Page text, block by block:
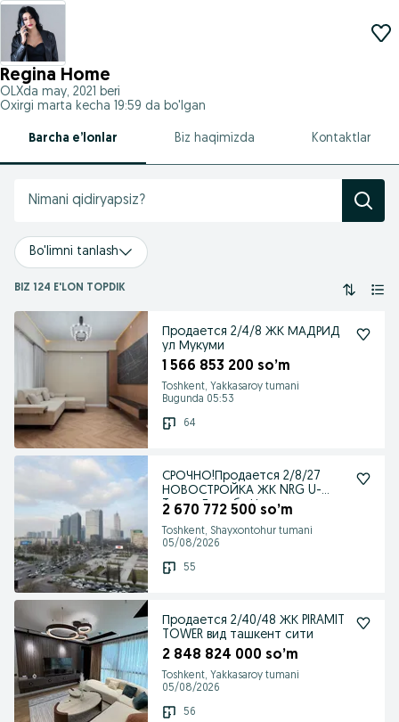
Regina Home
OLXda may, 2021 beri
Oxirgi marta kecha 19:59 da bo'lgan
Barcha e’lonlar Biz haqimizda Kontaktlar
Bo'limni tanlash
BIZ 124 E'LON TOPDIK
Продается 2/4/8 ЖК МАДРИД
ул Мукуми
1 566 853 200 so’m
Toshkent, Yakkasaroy tumani
Bugunda 05:53
64
СРОЧНО!Продается 2/8/27
НОВОСТРОЙКА ЖК NRG U-
Tower Дружба Народов
2 670 772 500 so’m
Toshkent, Shayxontohur tumani
05/08/2026
55
Продается 2/40/48 ЖК PIRAMIT
TOWER вид ташкент сити
2 848 824 000 so’m
Toshkent, Yakkasaroy tumani
05/08/2026
56